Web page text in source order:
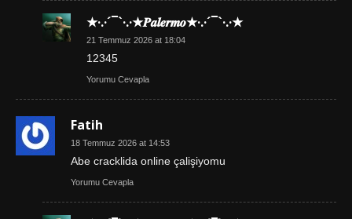
★·.·´¯`·.·★𝑷𝒂𝒍𝒆𝒓𝒎𝒐★·.·´¯`·.·★
21 Temmuz 2026 at 18:04
12345
Yorumu Cevapla
Fatih
18 Temmuz 2026 at 14:53
Abe cracklida online çalişiyomu
Yorumu Cevapla